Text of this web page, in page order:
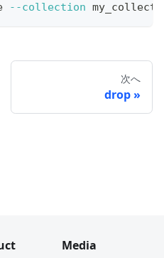
--collection
次へ
drop
Media